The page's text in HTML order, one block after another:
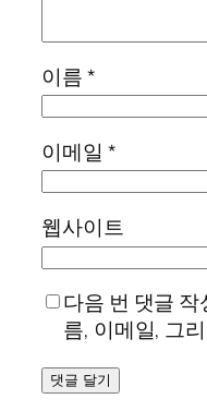
이름*
이메일 *
웹사이트
다음 번 댓글
름, 이메일, 그